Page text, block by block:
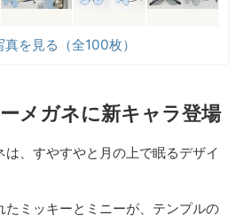
を見る（全100枚）
メガネに新キャラ登場
は、すやすやと月の上で眠るデザイ
たミッキーとミニーが、テンプルの